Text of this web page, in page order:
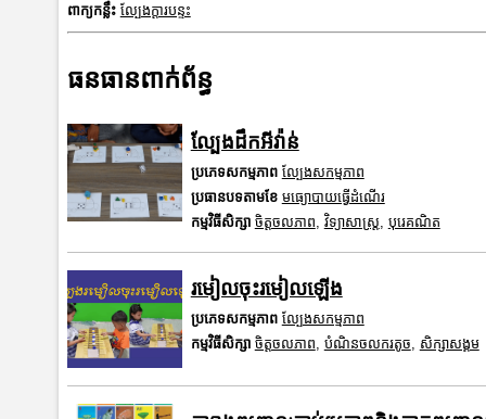
ពាក្យកន្លឹះ ល្បែងក្តារបន្ទះ
ធនធានពាក់ព័ន្ធ
ល្បែងដឹកអីវ៉ាន់
ប្រភេទសកម្មភាព ល្បែងសកម្មភាព
ប្រធានបទតាមខែ មធ្យោបាយធ្វើដំណើរ
កម្មវិធីសិក្សា ចិត្តចលភាព វិទ្យាសាស្រ្ត បុរេគណិត
រមៀលចុះរមៀលឡើង
ប្រភេទសកម្មភាព ល្បែងសកម្មភាព
កម្មវិធីសិក្សា ចិត្តចលភាព បំណិនចលករតូច សិក្សាសង្គម